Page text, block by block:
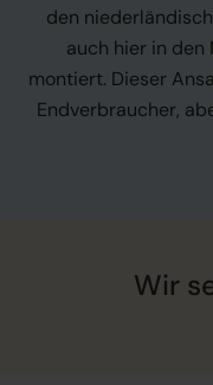
den
auch hier in
montiert. Dieser
Endverbraucher,
Wir